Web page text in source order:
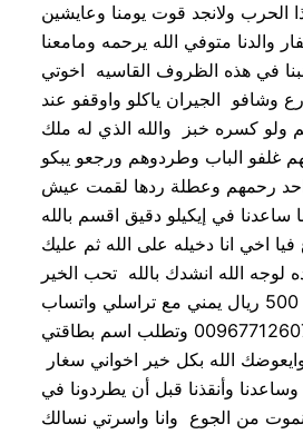
الحرب ولانجد قوت يومنا وعايشين
والدنا متوفي الله يرحمه ومامعنا
في هذه الظروف القاسيه اخوتي
وشافو الجيران ياكلو واوقفو عند
ولو كسره خبز والله الذي له ملك
غلفو الباب وطردوهم ورجعو یبکو
احد رحمهم وعطلة ردها لقمت عیش
ساعدنا في إيكيلو دقيق اقسم بالله
اخي انا دخيله على الله ثم عليك
لوجه الله انشدك بالله تحب الخير
واتساعدني ولو ب 500 ريال يمني مع تراسلي واتساب
على هذا الرقم 00967712607481 وتطلب اسم بطاقتي
الله بكل خير اخواني سغار
وأنقذنا قبل أن يطردونا في
نموت من الجوع وانا واسرتي نسالك